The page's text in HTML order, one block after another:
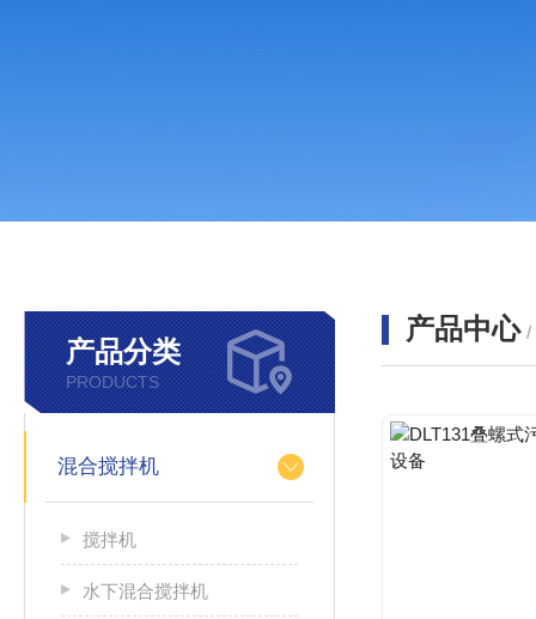
产品分类
PRODUCTS
混合搅拌机
搅拌机
水下混合搅拌机
产品中心 /